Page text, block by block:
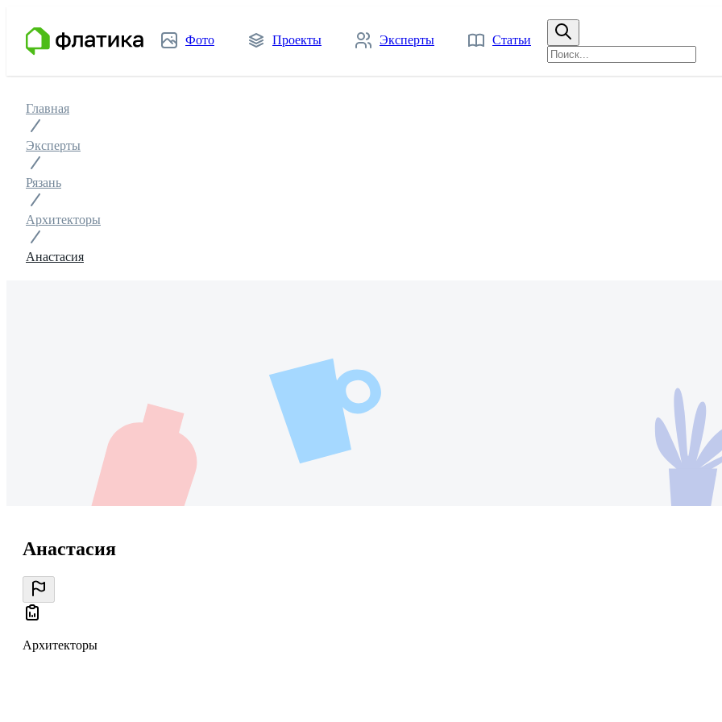
Фото Проекты Эксперты Статьи
Главная
Эксперты
Рязань
Архитекторы
Анастасия
Анастасия
Архитекторы